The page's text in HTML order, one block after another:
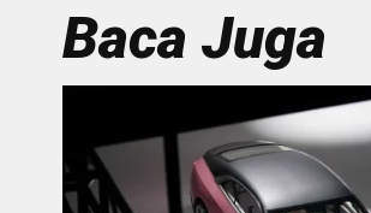
Baca Juga